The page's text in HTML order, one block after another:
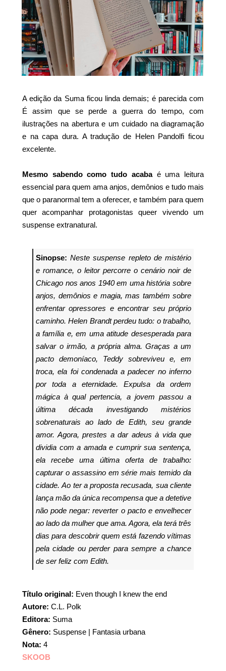
A edição da Suma ficou linda demais; é parecida com
É assim que se perde a guerra do tempo, com
ilustrações na abertura e um cuidado na diagramação
e na capa dura. A tradução de Helen Pandolfi ficou
excelente.
Mesmo sabendo como tudo acabaé uma leitura
essencial para quem ama anjos, demônios e tudo mais
que o paranormal tem a oferecer, e também para quem
quer acompanhar protagonistas queer vivendo um
suspense extranatural.
Sinopse:Neste suspense repleto de mistério
e romance, o leitor percorre o cenário noir de
Chicago nos anos 1940 em uma história sobre
anjos, demônios e magia, mas também sobre
enfrentar opressores e encontrar seu próprio
caminho.Helen Brandt perdeu tudo: o trabalho,
a família e, em uma atitude desesperada para
salvar o irmão, a própria alma. Graças a um
pacto demoníaco, Teddy sobreviveu e, em
troca, ela foi condenada a padecer no inferno
por toda a eternidade.Expulsa da ordem
mágica à qual pertencia, a jovem passou a
última década investigando mistérios
sobrenaturais ao lado de Edith, seu grande
amor. Agora, prestes a dar adeus à vida que
dividia com a amada e cumprir sua sentença,
ela recebe uma última oferta de trabalho:
capturar o assassino em série mais temido da
cidade.Ao ter a proposta recusada, sua cliente
lança mão da única recompensa que a detetive
não pode negar: reverter o pacto e envelhecer
ao lado da mulher que ama. Agora, ela terá três
dias para descobrir quem está fazendo vítimas
pela cidade ou perder para sempre a chance
de ser feliz com Edith.
Título original: Even though I knew the end
Autore: C.L. Polk
Editora: Suma
Gênero: Suspense | Fantasia urbana
Nota: 4
SKOOB